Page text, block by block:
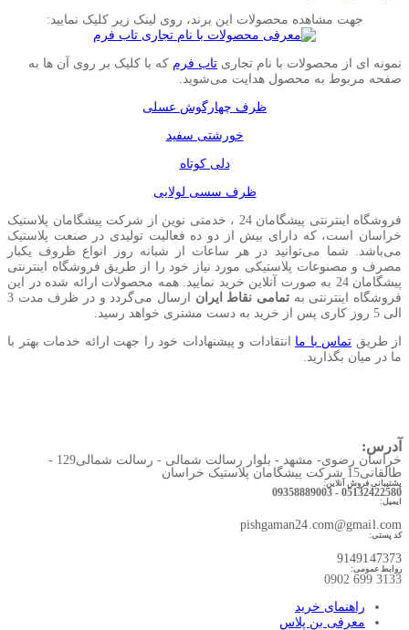
جهت مشاهده محصولات این برند، روی لینک زیر کلیک نمایید:
نمونه ای از محصولات با نام تجاری تاب فرم که با کلیک بر روی آن ها به
صفحه مربوط به محصول هدایت می‌شوید.
ظرف چهارگوش عسلی
خورشتی سفید
دلی کوتاه
ظرف سسی لولایی
فروشگاه اینترنتی پیشگامان 24 ، خدمتی نوین از شرکت پیشگامان پلاستیک
خراسان است، که دارای بیش از دو ده فعالیت تولیدی در صنعت پلاستیک
می‌باشد. شما می‌توانید در هر ساعات از شبانه روز انواع ظروف یکبار
مصرف و مصنوعات پلاستیکی مورد نیاز خود را از طریق فروشگاه اینترنتی
پیشگامان 24 به صورت آنلاین خرید نمایید. همه محصولات ارائه شده در این
فروشگاه اینترنتی به تمامی نقاط ایران
ارسال می‌گردد و در ظرف مدت 3
الی 5 روز کاری پس از خرید به دست مشتری خواهد رسید.
از طریق تماس با ما
انتقادات و پیشنهادات خود را جهت ارائه خدمات بهتر با
ما در میان بگذارید.
آدرس:
خراسان رضوی- مشهد - بلوار رسالت شمالی - رسالت شمالی129 -
طالقانی15 شرکت پیشگامان پلاستیک خراسان
پشتیبانی فروش آنلاین:
05132422580 - 09358889003
ایمیل:
pishgaman24.com@gmail.com
کد پستی:
9149147373
روابط عمومی:
3133 699 0902​
راهنمای خرید
معرفی بن پلاس